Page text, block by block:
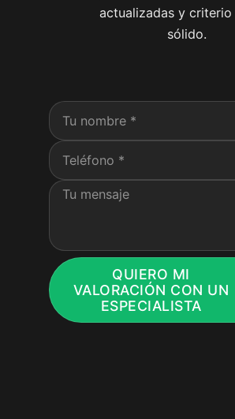
actualizadas y
sólido.
QUIERO MI
VALORACIÓN CON UN
ESPECIALISTA